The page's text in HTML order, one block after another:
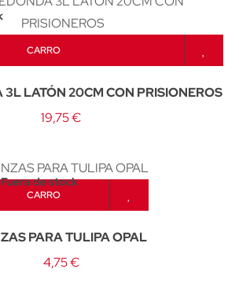
CARRO
3L LATÓN 20CM CON PRISIONEROS
19,75 €
Fuera de stock
CARRO
PARA TULIPA OPAL
4,75 €